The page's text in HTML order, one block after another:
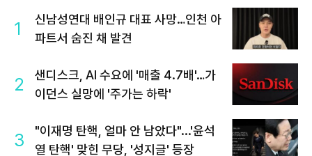
1
신남성연대 배인규 대표 사망…인천 아
파트서 숨진 채 발견
2
샌디스크, AI 수요에 '매출 4.7배'…가
이던스 실망에 '주가는 하락'
3
"이재명 탄핵, 얼마 안 남았다"...'윤석
열 탄핵' 맞힌 무당, '성지글' 등장